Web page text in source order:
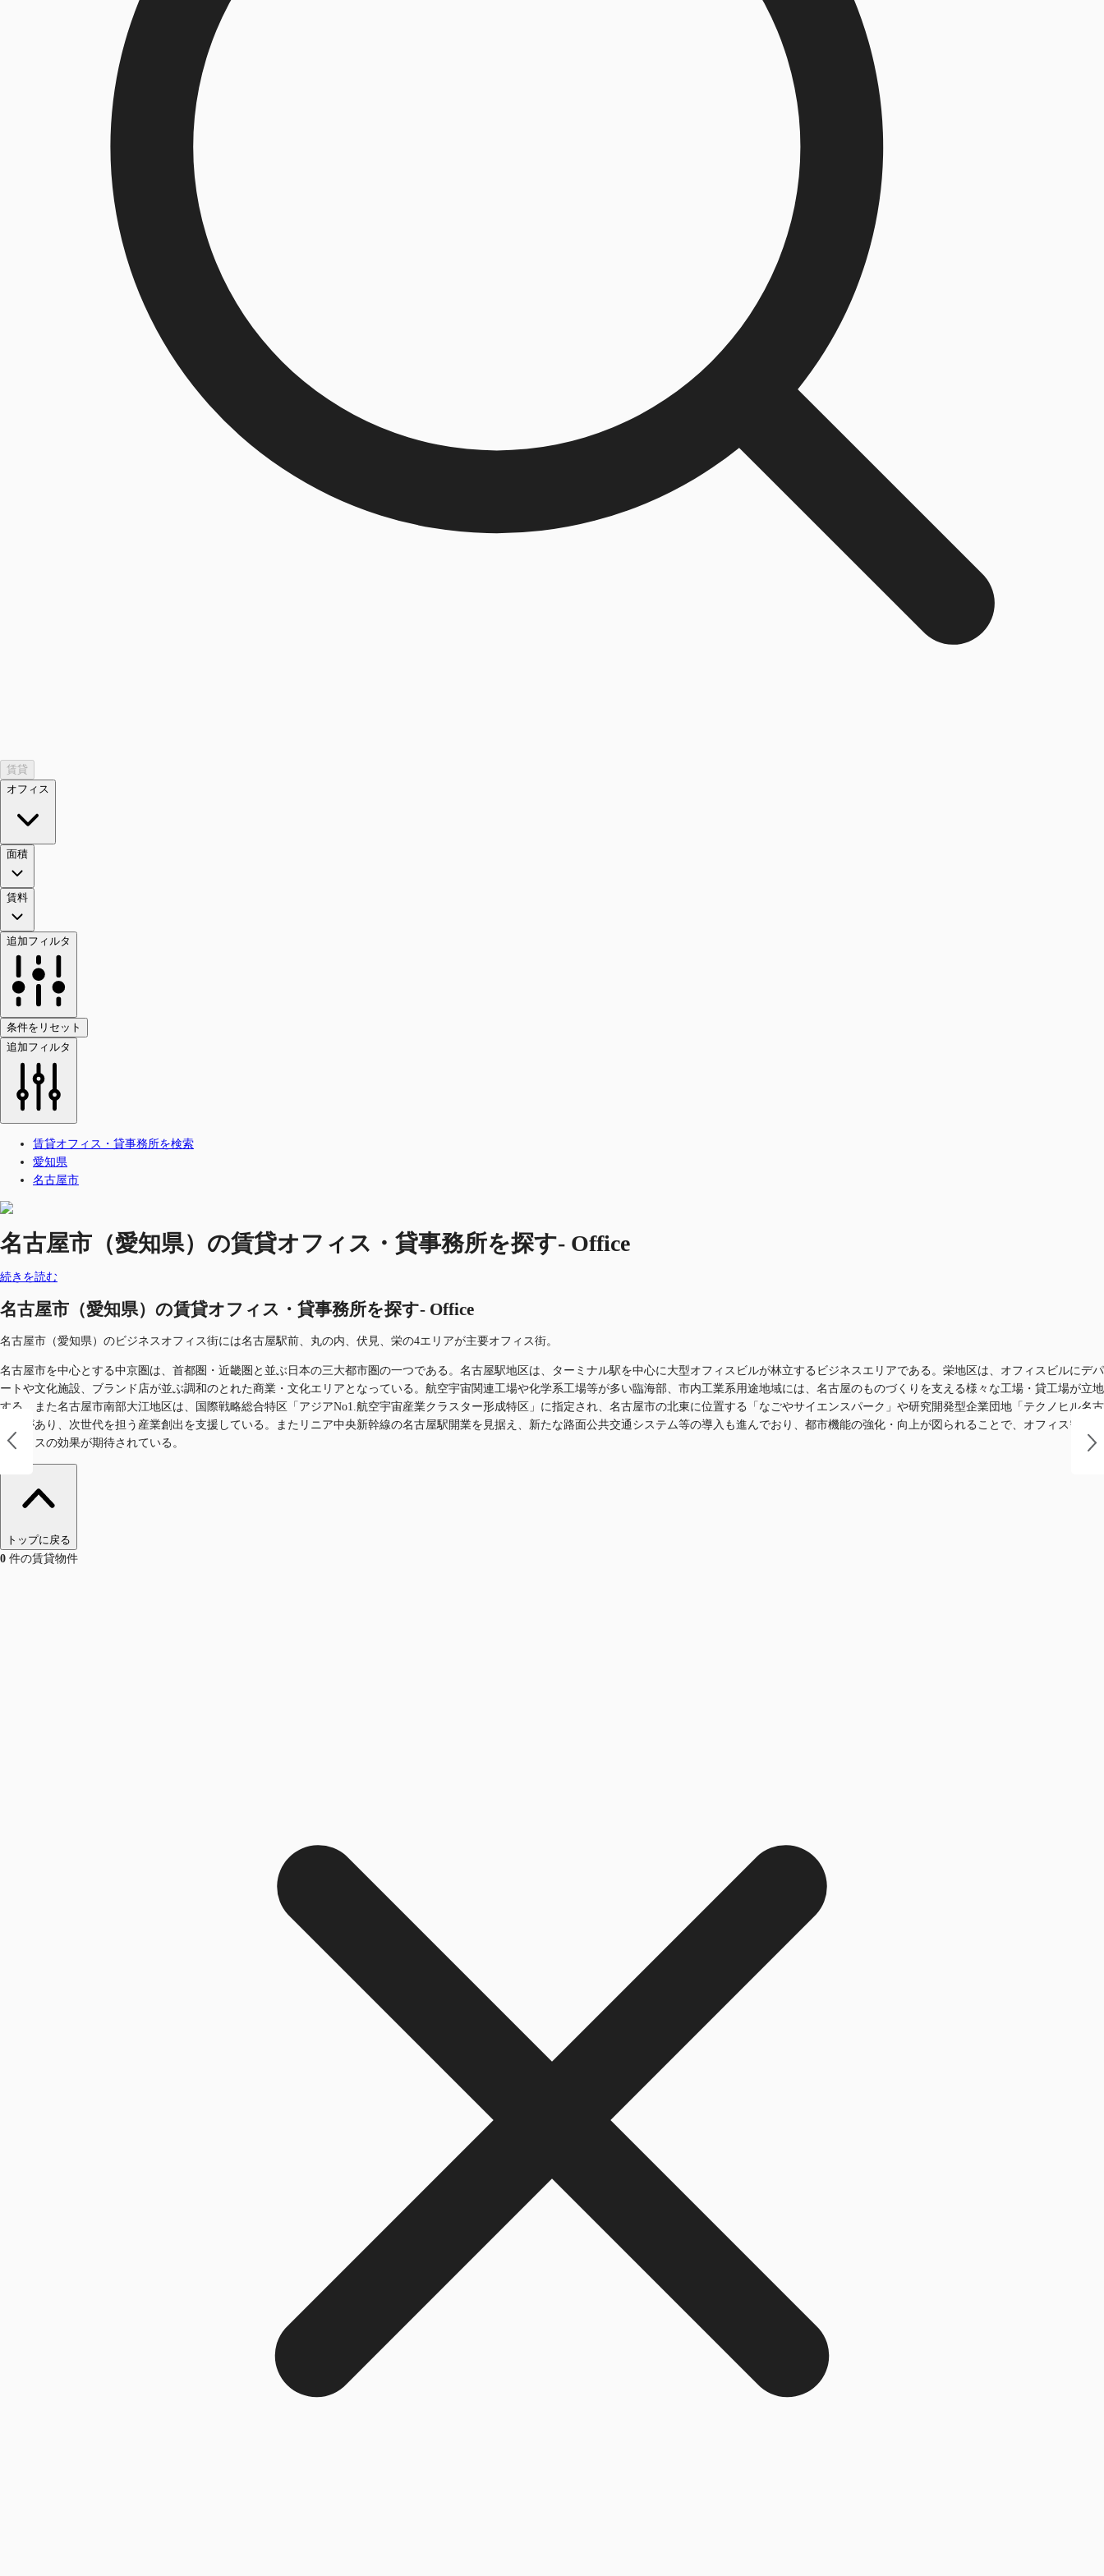
賃貸
オフィス
面積
賃料
追加フィルタ
条件をリセット
追加フィルタ
賃貸オフィス・貸事務所を検索
愛知県
名古屋市
名古屋市（愛知県）の賃貸オフィス・貸事務所を探す- Office
続きを読む
名古屋市（愛知県）の賃貸オフィス・貸事務所を探す- Office
名古屋市（愛知県）のビジネスオフィス街には名古屋駅前、丸の内、伏見、栄の4エリアが主要オフィス街。
名古屋市を中心とする中京圏は、首都圏・近畿圏と並ぶ日本の三大都市圏の一つである。名古屋駅地区は、ターミナル駅を中心に大型オフィスビルが林立するビジネスエリアである。栄地区は、オフィスビルにデパ
ートや文化施設、ブランド店が並ぶ調和のとれた商業・文化エリアとなっている。航空宇宙関連工場や化学系工場等が多い臨海部、市内工業系用途地域には、名古屋のものづくりを支える様々な工場・貸工場が立地
する。また名古屋市南部大江地区は、国際戦略総合特区「アジアNo1.航空宇宙産業クラスター形成特区」に指定され、名古屋市の北東に位置する「なごやサイエンスパーク」や研究開発型企業団地「テクノヒル名古
屋」があり、次世代を担う産業創出を支援している。またリニア中央新幹線の名古屋駅開業を見据え、新たな路面公共交通システム等の導入も進んでおり、都市機能の強化・向上が図られることで、オフィス需要に
もプラスの効果が期待されている。
トップに戻る
0 件の賃貸物件